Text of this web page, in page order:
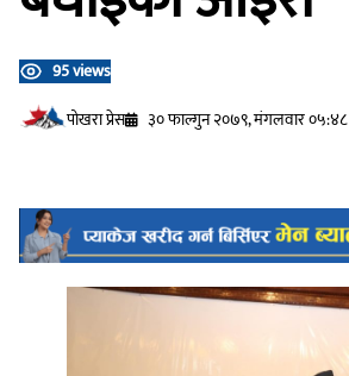
95 views
प‍ोखरा प्रेस
३० फाल्गुन २०७९, मंगलवार ०५:४८